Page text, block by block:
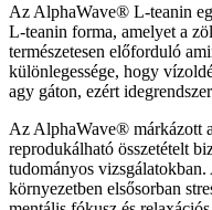
Az AlphaWave® L-teanin
L-teanin forma, amelyet a
természetesen előforduló
különlegessége, hogy
agy gáton, ezért
Az AlphaWave® márkázott
reprodukálható összetételt
tudományos
környezetben elsősorban